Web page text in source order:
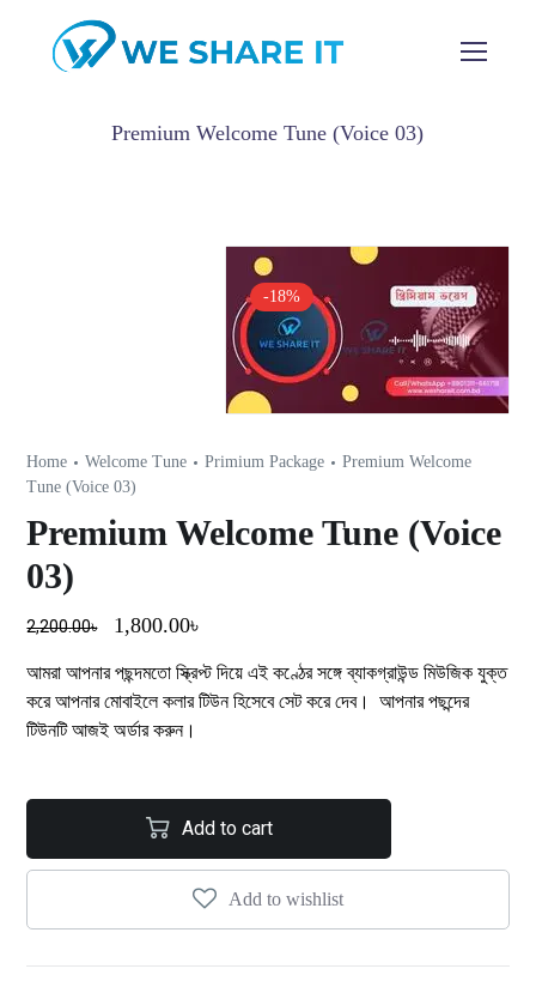
Premium Welcome Tune (Voice 03)
-18%
Home Welcome Tune Primium Package
Premium Welcome
Tune (Voice 03)
Premium Welcome Tune (Voice
03)
2,200.00৳ 1,800.00৳
আমরা আপনার পছন্দমতো স্ক্রিপ্ট দিয়ে এই কণ্ঠের সঙ্গে ব্যাকগ্রাউন্ড মিউজিক যুক্ত
করে আপনার মোবাইলে কলার টিউন হিসেবে সেট করে দেব। আপনার পছন্দের
টিউনটি আজই অর্ডার করুন।
Add to cart
Add to wishlist